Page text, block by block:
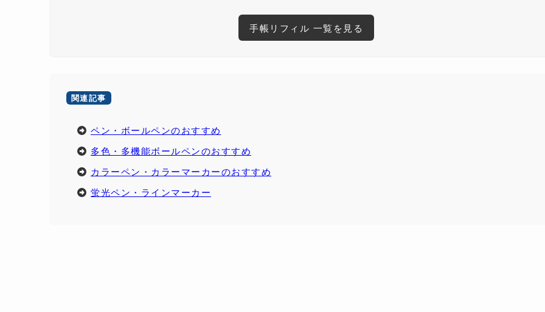
手帳リフィル 一覧を見る
関連記事
ペン・ボールペンのおすすめ
多色・多機能ボールペンのおすすめ
カラーペン・カラーマーカーのおすすめ
蛍光ペン・ラインマーカー